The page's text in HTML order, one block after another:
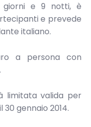
giorni e 9 notti, è
e prevede
italiano.
a persona con
limitata valida per
gennaio 2014.